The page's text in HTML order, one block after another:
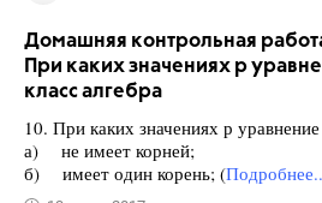
Домашняя контрольная
При каких значениях р
класс алгебра
10. При каких значениях р
а) не имеет корней;
б) имеет один корень; (